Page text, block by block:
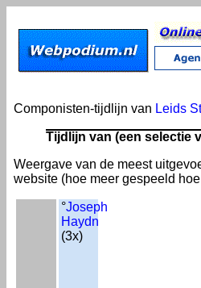
Componisten-tijdlijn van Leids
Tijdlijn van (een selectie
Weergave van de meest
website (hoe meer gespeeld
°Joseph
Haydn
(3x)